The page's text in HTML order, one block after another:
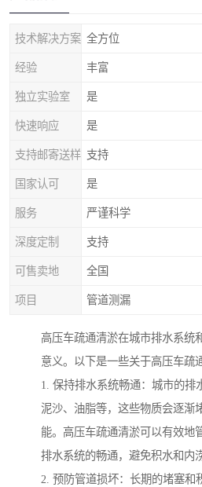
技术解决方案 全方位
经验 丰富
独立实验室 是
快速响应 是
支持邮寄送样 支持
国家认可 是
服务 严谨科学
深度定制 支持
可售卖地 全国
项目 管道测漏
高压车疏通清淤在城市排水系统
意义。以下是一些关于高压车疏
1. 保持排水系统畅通：城市的排
泥沙、油脂等，这些物质会逐渐
能。高压车疏通清淤可以有效地
排水系统的畅通，避免积水和内
2. 预防管道损坏：长期的堵塞和